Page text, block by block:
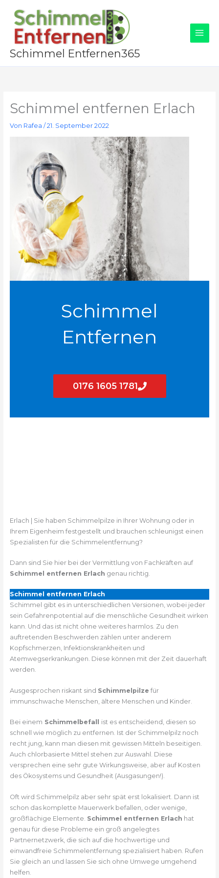
Inhalt
springen
Schimmel Entfernen365
Schimmel entfernen Erlach
Von Rafea /21. September 2022
Schimmel
Entfernen
0176 1605 1781
Erlach | Sie haben Schimmelpilze in Ihrer Wohnung oder in
Ihrem Eigenheim festgestellt und brauchen schleunigst einen
Spezialisten für die Schimmelentfernung?
Dann sind Sie hier bei der Vermittlung von Fachkräften auf
Schimmel entfernen Erlach genau richtig.
Schimmel entfernen Erlach
Schimmel gibt es in unterschiedlichen Versionen, wobei jeder
sein Gefahrenpotential auf die menschliche Gesundheit wirken
kann. Und das ist nicht ohne weiteres harmlos. Zu den
auftretenden Beschwerden zählen unter anderem
Kopfschmerzen, Infektionskrankheiten und
Atemwegserkrankungen. Diese können mit der Zeit dauerhaft
werden.
Ausgesprochen riskant sind Schimmelpilze für
immunschwache Menschen, ältere Menschen und Kinder.
Bei einem Schimmelbefall ist es entscheidend, diesen so
schnell wie möglich zu entfernen. Ist der Schimmelpilz noch
recht jung, kann man diesen mit gewissen Mitteln beseitigen.
Auch chlorbasierte Mittel stehen zur Auswahl. Diese
versprechen eine sehr gute Wirkungsweise, aber auf Kosten
des Ökosystems und Gesundheit (Ausgasungen!).
Oft wird Schimmelpilz aber sehr spät erst lokalisiert. Dann ist
schon das komplette Mauerwerk befallen, oder wenige,
großflächige Elemente. Schimmel entfernen Erlach hat
genau für diese Probleme ein groß angelegtes
Partnernetzwerk, die sich auf die hochwertige und
einwandfreie Schimmelentfernung spezialisiert haben. Rufen
Sie gleich an und lassen Sie sich ohne Umwege umgehend
helfen.